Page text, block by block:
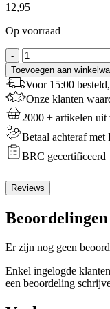
12,95
Op voorraad
-
Decora
Bakvorm
Hart
25cm
X
7.5cm
Toevoegen aan
Voor 15:00
Onze klanten
2000 + artikelen uit
Betaal achteraf met
BRC gecertificeerd
Reviews
Beoordelingen
Er zijn nog geen
Enkel ingelogde
een beoordeling